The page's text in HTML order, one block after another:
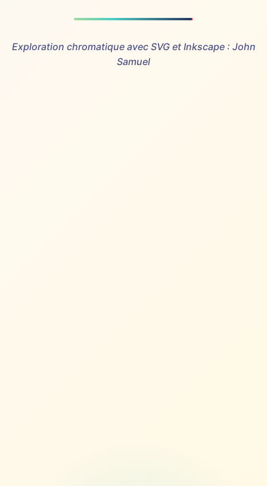
Exploration chromatique avec SVG et Inkscape : John
Samuel